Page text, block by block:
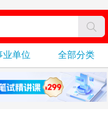
业单位 全部分类